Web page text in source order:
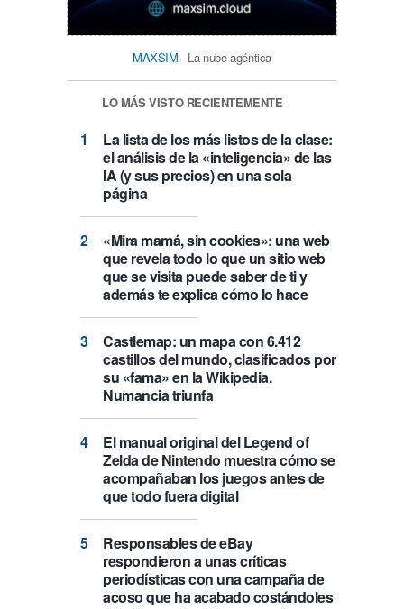
MAXSIM - La nube agéntica
LO MÁS VISTO RECIENTEMENTE
La lista de los más listos de la clase:
el análisis de la «inteligencia» de las
IA (y sus precios) en una sola
página
«Mira mamá, sin cookies»: una web
que revela todo lo que un sitio web
que se visita puede saber de ti y
además te explica cómo lo hace
Castlemap: un mapa con 6.412
castillos del mundo, clasificados por
su «fama» en la Wikipedia.
Numancia triunfa
El manual original del Legend of
Zelda de Nintendo muestra cómo se
acompañaban los juegos antes de
que todo fuera digital
Responsables de eBay
respondieron a unas críticas
periodísticas con una campaña de
acoso que ha acabado costándoles